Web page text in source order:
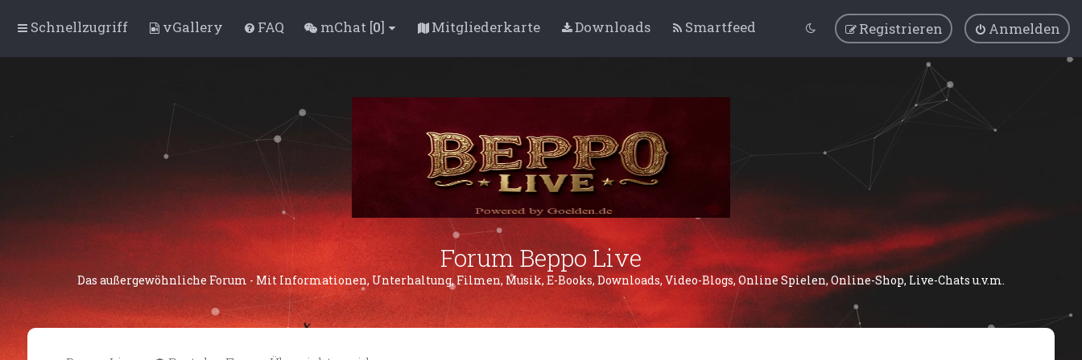
Schnellzugriff vGallery FAQ mChat [0] Mitgliederkarte Downloads Smartfeed Anmelden
Registrieren
Forum Beppo Live
Das außergewöhnliche Forum - Mit Informationen, Unterhaltung, Filmen, Musik, E-Books, Downloads, Video-Blogs, Online Spielen, Online-Shop, Live-Chats u.v.m.